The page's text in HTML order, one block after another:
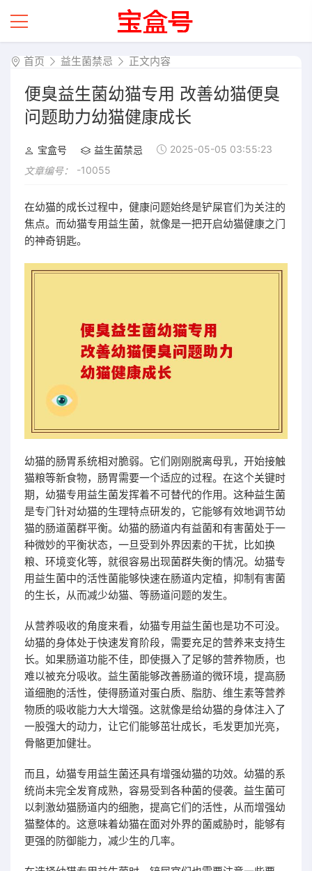
首页 益生菌禁忌 正文内容
便臭益生菌幼猫专用 改善幼猫便臭
问题助力幼猫健康成长
宝盒号 益生菌禁忌
2025-05-05 03:55:23
文章编号：
-10055
在幼猫的成长过程中，健康问题始终是铲屎官们为关注的
焦点。而幼猫专用益生菌，就像是一把开启幼猫健康之门
的神奇钥匙。
幼猫的肠胃系统相对脆弱。它们刚刚脱离母乳，开始接触
猫粮等新食物，肠胃需要一个适应的过程。在这个关键时
期，幼猫专用益生菌发挥着不可替代的作用。这种益生菌
是专门针对幼猫的生理特点研发的，它能够有效地调节幼
猫的肠道菌群平衡。幼猫的肠道内有益菌和有害菌处于一
种微妙的平衡状态，一旦受到外界因素的干扰，比如换
粮、环境变化等，就很容易出现菌群失衡的情况。幼猫专
用益生菌中的活性菌能够快速在肠道内定植，抑制有害菌
的生长，从而减少幼猫、等肠道问题的发生。
从营养吸收的角度来看，幼猫专用益生菌也是功不可没。
幼猫的身体处于快速发育阶段，需要充足的营养来支持生
长。如果肠道功能不佳，即使摄入了足够的营养物质，也
难以被充分吸收。益生菌能够改善肠道的微环境，提高肠
道细胞的活性，使得肠道对蛋白质、脂肪、维生素等营养
物质的吸收能力大大增强。这就像是给幼猫的身体注入了
一股强大的动力，让它们能够茁壮成长，毛发更加光亮，
骨骼更加健壮。
而且，幼猫专用益生菌还具有增强幼猫的功效。幼猫的系
统尚未完全发育成熟，容易受到各种菌的侵袭。益生菌可
以刺激幼猫肠道内的细胞，提高它们的活性，从而增强幼
猫整体的。这意味着幼猫在面对外界的菌威胁时，能够有
更强的防御能力，减少生的几率。